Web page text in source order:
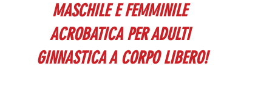
MASCHILE E FEMMINILE
ACROBATICA PER ADULTI
GINNASTICA A CORPO LIBERO!